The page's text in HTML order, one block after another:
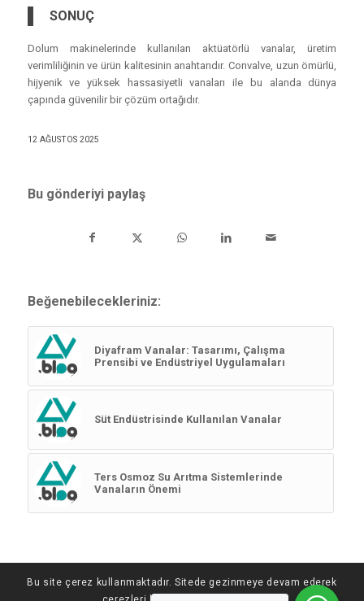
SONUÇ
Dolum makinelerinde kullanılan aktüatörlü vanalar, üretim
verimliliğinin ve ürün kalitesinin anahtarıdır. Convalve, uzun ömürlü,
hijyenik ve yüksek hassasiyetli vanaları ile bu alanda dünya
çapında güvenilir bir çözüm ortağıdır.
12 AĞUSTOS 2025
Bu gönderiyi paylaş
Beğenebilecekleriniz:
Diyafram Vanalar: Tasarımı, Çalışma
Prensibi ve Endüstriyel Uygulamaları
Süt Endüstrisinde Kullanılan Vanalar
Ters Osmoz Su Arıtma Sistemlerinde
Vanaların Önemi
Bu site çerez kullanmaktadır. Sitede gezinmeye devam ederek